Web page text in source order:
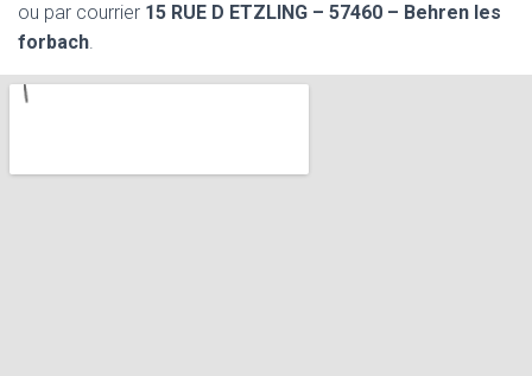
ou par courrier 15 RUE D ETZLING – 57460 – Behren les
forbach.